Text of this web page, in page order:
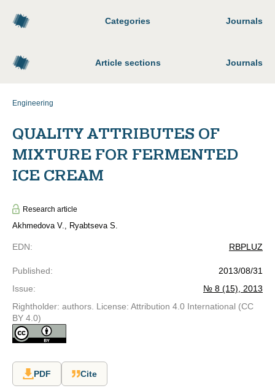
Categories Journals
Article sections Journals
Engineering
QUALITY ATTRIBUTES OF
MIXTURE FOR FERMENTED
ICE CREAM
Research article
Akhmedova V., Ryabtseva S.
EDN: RBPLUZ
Published:
2013/08/31
Issue:
№ 8 (15), 2013
Rightholder: authors. License: Attribution 4.0 International (CC
BY 4.0)
PDF Cite